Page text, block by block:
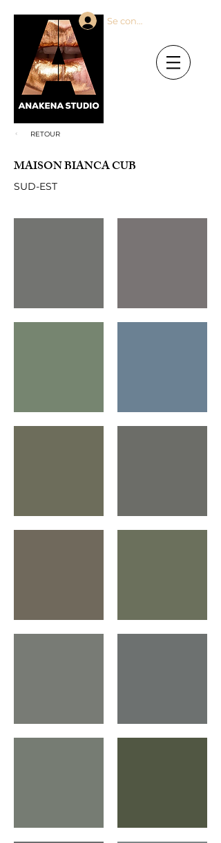
Se connecter
RETOUR
MAISON BIANCA CUB
SUD-EST